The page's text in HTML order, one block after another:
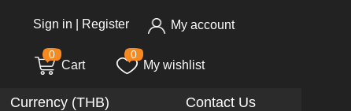
Sign in Register My account
0
Cart
0
My wishlist
Currency (THB) Contact Us